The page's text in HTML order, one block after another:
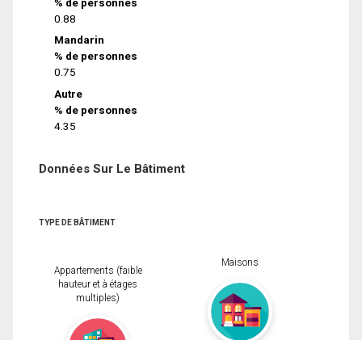
0.88
Mandarin
% de personnes
0.75
Autre
% de personnes
4.35
Données Sur Le Bâtiment
TYPE DE BÂTIMENT
Appartements (faible
hauteur et à étages
multiples)
Maisons